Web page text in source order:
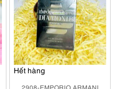
Hết hàng
2908-EMPORIO ARMANI